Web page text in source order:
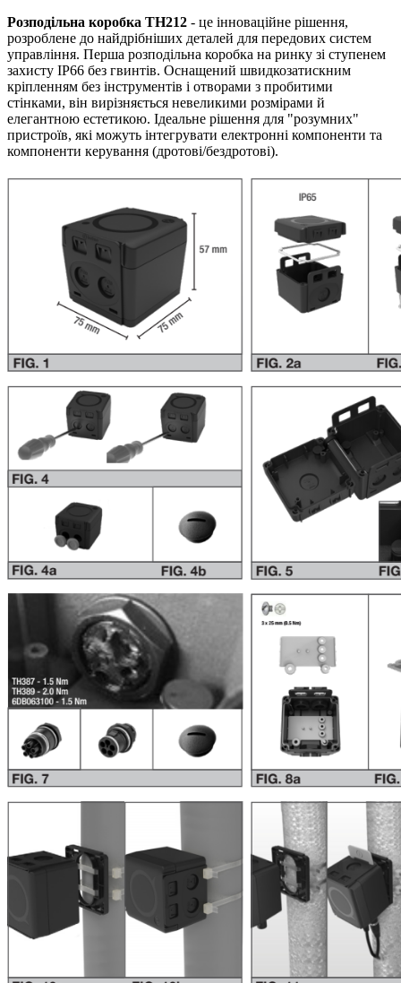
Розподільна коробка TH212 - це інноваційне рішення,
розроблене до найдрібніших деталей для передових систем
управління. Перша розподільна коробка на ринку зі ступенем
захисту IP66 без гвинтів. Оснащений швидкозатискним
кріпленням без інструментів і отворами з пробитими
стінками, він вирізняється невеликими розмірами й
елегантною естетикою. Ідеальне рішення для "розумних"
пристроїв, які можуть інтегрувати електронні компоненти та
компоненти керування (дротові/бездротові).